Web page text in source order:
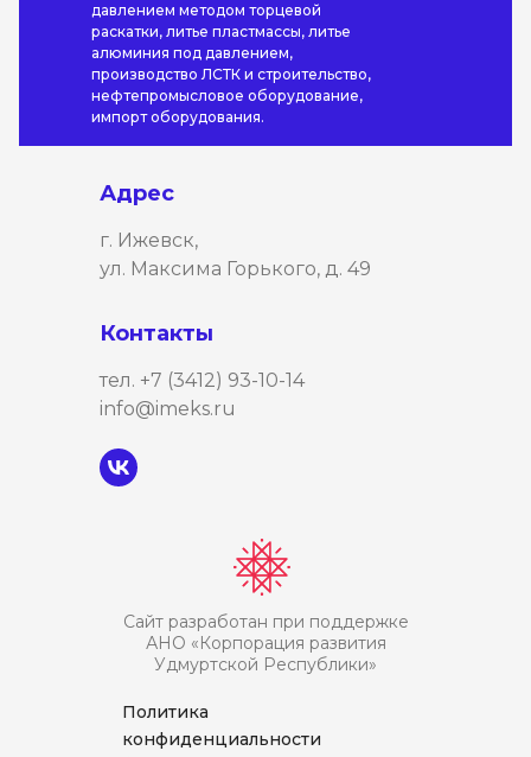
давлением методом торцевой
раскатки, литье пластмассы, литье
алюминия под давлением,
производство ЛСТК и строительство,
нефтепромысловое оборудование,
импорт оборудования.
Адрес
г. Ижевск,
ул. Максима Горького, д. 49
Контакты
тел. +7 (3412) 93-10-14
info@imeks.ru
Сайт разработан при поддержке
АНО «Корпорация развития
Удмуртской Республики»
Политика
конфиденциальности